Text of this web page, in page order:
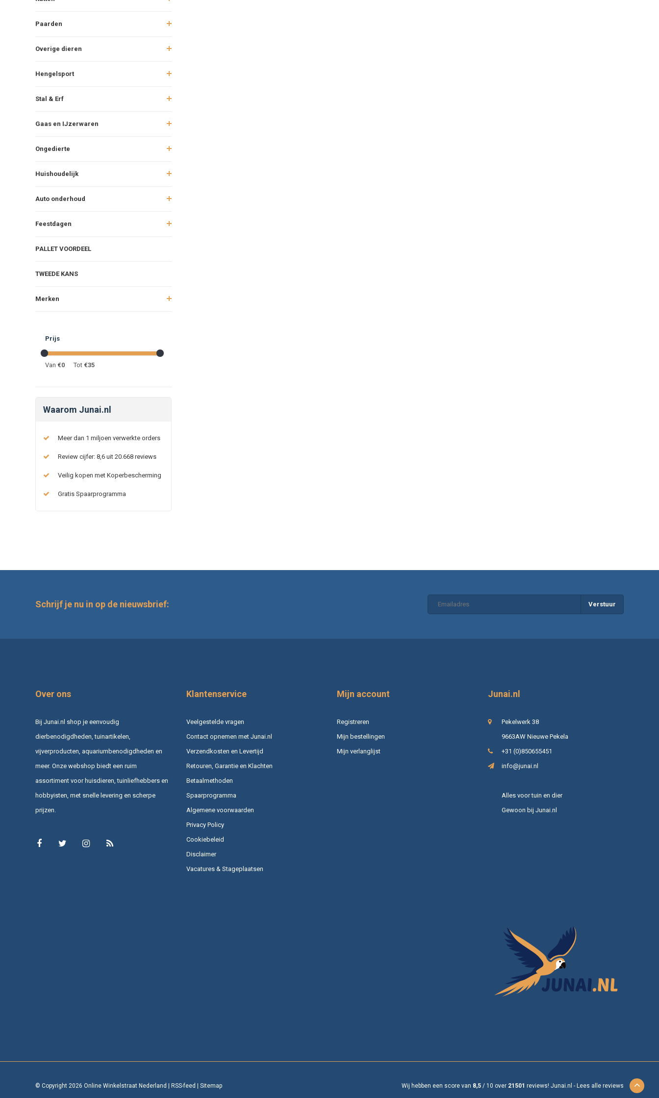
Paarden
Overige dieren
Hengelsport
Stal & Erf
Gaas en IJzerwaren
Ongedierte
Huishoudelijk
Auto onderhoud
Feestdagen
PALLET VOORDEEL
TWEEDE KANS
Merken
Prijs
Van €0 Tot €35
Waarom Junai.nl
Meer dan 1 miljoen verwerkte orders
Review cijfer: 8,6 uit 20.668 reviews
Veilig kopen met Koperbescherming
Gratis Spaarprogramma
Schrijf je nu in op de nieuwsbrief: Verstuur
Over ons
Bij Junai.nl shop je eenvoudig
dierbenodigdheden, tuinartikelen,
vijverproducten, aquariumbenodigdheden en
meer. Onze webshop biedt een ruim
assortiment voor huisdieren, tuinliefhebbers en
hobbyisten, met snelle levering en scherpe
prijzen.
Klantenservice
Veelgestelde vragen
Contact opnemen met Junai.nl
Verzendkosten en Levertijd
Retouren, Garantie en Klachten
Betaalmethoden
Spaarprogramma
Algemene voorwaarden
Privacy Policy
Cookiebeleid
Disclaimer
Vacatures & Stageplaatsen
Mijn account
Registreren
Mijn bestellingen
Mijn verlanglijst
Junai.nl
Pekelwerk 38
9663AW Nieuwe Pekela
+31 (0)850655451
info@junai.nl
Alles voor tuin en dier
Gewoon bij Junai.nl
© Copyright 2026 Online Winkelstraat Nederland | RSS-feed | Sitemap Wij hebben een score van 8,5 / 10 over 21501 reviews! Junai.nl - Lees alle reviews